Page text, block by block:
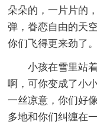
朵朵的，一片片的
弹，眷恋自由的天
你们飞得更来劲了。
小孩在雪里站
啊，可你变成了小
一丝凉意，你们好
多地和你们纠缠在